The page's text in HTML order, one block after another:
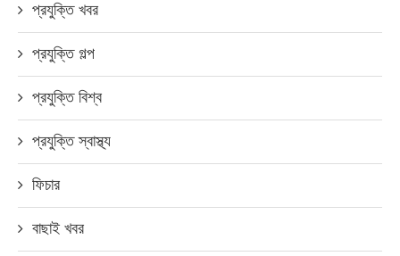
প্রযুক্তি খবর
প্রযুক্তি গল্প
প্রযুক্তি বিশ্ব
প্রযুক্তি স্বাস্থ্য
ফিচার
বাছাই খবর